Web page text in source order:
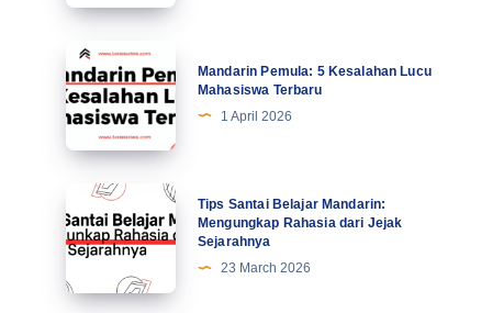
Profesional
Tingkatkan
Motivasi
di
Abad
Ke-
Mandarin
Pemula:
5
Kesalahan
Lucu
Mahasiswa
Terbaru
Mandarin Pemula: 5 Kesalahan Lucu
Mahasiswa Terbaru
1 April 2026
Tips
Santai
Belajar
Mandarin:
Mengungkap
Tips Santai Belajar Mandarin:
Mengungkap Rahasia dari Jejak
Sejarahnya
23 March 2026